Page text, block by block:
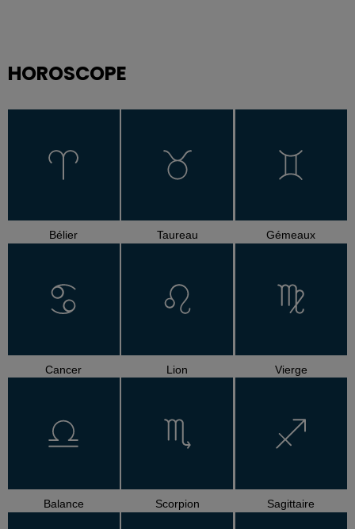
HOROSCOPE
Bélier Taureau Gémeaux
Cancer Lion Vierge
Balance Scorpion Sagittaire